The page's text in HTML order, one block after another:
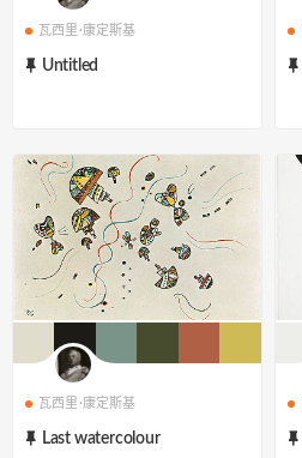
瓦西里·康定斯基
Untitled
瓦西里·康定斯基
Last watercolour